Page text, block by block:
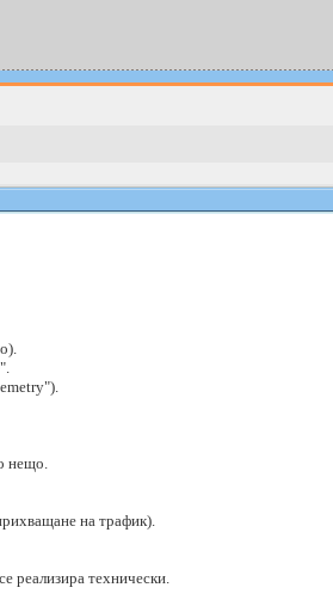
нещо.
на трафик).
реализира технически.